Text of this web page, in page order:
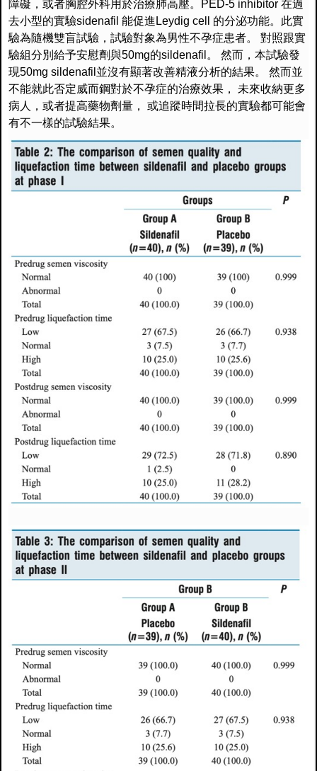
障礙，或者胸腔外科用於治療肺高壓。 PED-5 inhibitor 在過
去小型的實驗sidenafil 能促進 Leydig cell 的分泌功能。此實
驗為隨機雙盲試驗，試驗對象為男性不孕症患者。 對照跟實
驗組分別給予安慰劑與50mg的sildenafil 。 然而，本試驗發
現50mg sildenafil 並沒有顯著改善精液分析的結果。 然而並
不能就此否定威而鋼對於不孕症的治療效果， 未來收納更多
病人，或者提高藥物劑量， 或追蹤時間拉長的實驗都可能會
有不一樣的試驗結果。